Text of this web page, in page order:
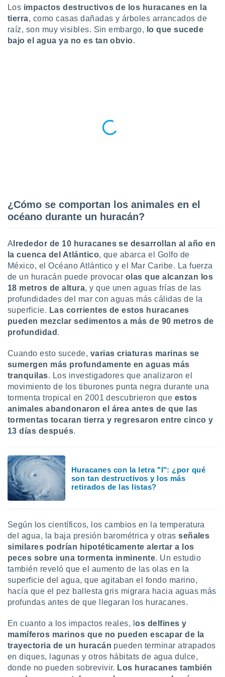
más
nuestra
aceptar
de
En
de que
sean
el sitio
se
para
ni para
o
aunque
no
Puedes
acceder a
únicos
similares
como
este sitio
IP
de
traten tus
en
interés
a lo que
Para
su
Los impactos destructivos de los huracanes en la
tierra, como casas dañadas y árboles arrancados de
raíz, son muy visibles. Sin embargo, lo que sucede
bajo el agua ya no es tan obvio.
¿Cómo se comportan los animales en el
océano durante un huracán?
A lrededor de 10 huracanes se desarrollan al año en
la cuenca del Atlántico, que abarca el Golfo de
México, el Océano Atlántico y el Mar Caribe. La fuerza
de un huracán puede provocar olas que alcanzan los
18 metros de altura, y que unen aguas frías de las
profundidades del mar con aguas más cálidas de la
superficie. Las corrientes de estos huracanes
pueden mezclar sedimentos a más de 90 metros de
profundidad .
Cuando esto sucede, varias criaturas marinas se
sumergen más profundamente en aguas más
tranquilas. Los investigadores que analizaron el
movimiento de los tiburones punta negra durante una
tormenta tropical en 2001 descubrieron que estos
animales abandonaron el área antes de que las
tormentas tocaran tierra y regresaron entre cinco y
13 días después.
Huracanes con la letra "I": ¿por qué
son tan destructivos y los más
retirados de las listas?
Según los científicos, los cambios en la temperatura
del agua, la baja presión barométrica y otrasseñales
similares podrían hipotéticamente alertar a los
peces sobre una tormenta inminente. Un estudio
también reveló que el aumento de las olas en la
superficie del agua, que agitaban el fondo marino,
hacía que el pez ballesta gris migrara hacia aguas más
profundas antes de que llegaran los huracanes.
En cuanto a los impactos reales, los delfines y
mamíferos marinos que no pueden escapar de la
trayectoria de un huracán pueden terminar atrapados
en diques, lagunas y otros hábitats de agua dulce,
donde no pueden sobrevivir. Los huracanes también